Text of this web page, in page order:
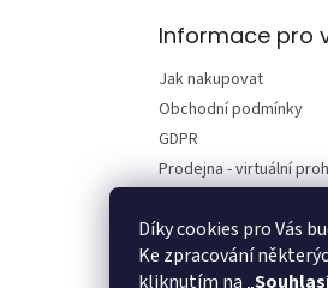
Díky cookies pro Vás
Ke zpracování
kliknutím na „
Informace pro
Jak nakupovat
Obchodní podmínky
GDPR
Prodejna - virtuální
Vrácení zboží
Reklamace